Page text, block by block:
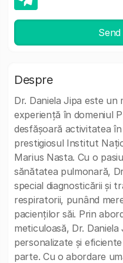
Despre
Dr. Daniela Jipa este un
experiență în domeniul
desfășoară activitatea
prestigiosul Institut
Marius Nasta. Cu o
sănătatea pulmonară,
special diagnosticării și
respiratorii, punând
pacienților săi. Prin
meticuloasă, Dr.
personalizate și
parte. Cu o abordare